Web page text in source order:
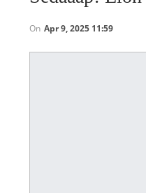
On Apr 9, 2025 11:59